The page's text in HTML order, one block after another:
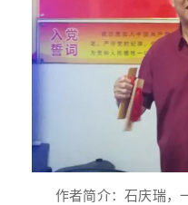
作者简介：石庆瑞，